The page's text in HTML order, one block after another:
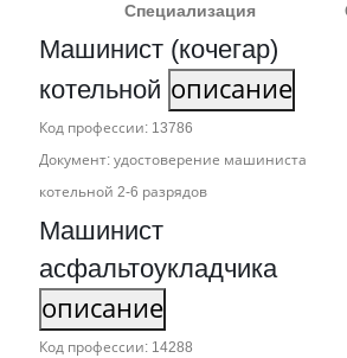
Специализация
Машинист (кочегар)
котельной описание
Код профессии: 13786
Документ: удостоверение машиниста
котельной 2‑6 разрядов
Машинист
асфальтоукладчика
описание
Код профессии: 14288